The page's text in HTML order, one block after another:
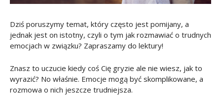
Dziś poruszymy temat, który często jest pomijany, a
jednak jest on istotny, czyli o tym jak rozmawiać o trudnych
emocjach w związku? Zapraszamy do lektury!
Znasz to uczucie kiedy coś Cię gryzie ale nie wiesz, jak to
wyrazić? No właśnie. Emocje mogą być skomplikowane, a
rozmowa o nich jeszcze trudniejsza.